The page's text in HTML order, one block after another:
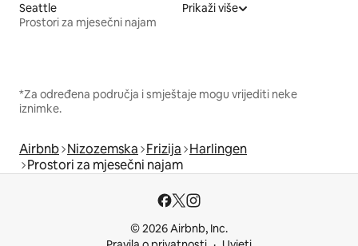
Seattle
Prostori za mjesečni najam
Prikaži više
*Za određena područja i smještaje mogu vrijediti neke
iznimke.
Airbnb Nizozemska Frizija Harlingen
Prostori za mjesečni najam
© 2026 Airbnb, Inc.